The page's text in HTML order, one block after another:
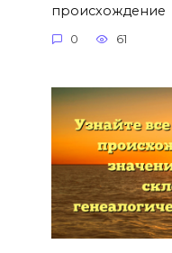
происхождение
0 61